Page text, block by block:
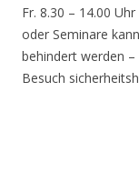
Fr. 8.30 – 14.00
oder Seminare
behindert werden
Besuch